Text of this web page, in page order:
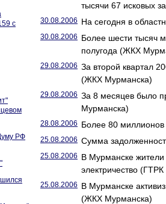
с
РФ
тысячи 67 исковых
30.08.2006 На сегодня в
30.08.2006 Более шести тысяч
полугода (ЖКХ
29.08.2006 За второй квартал
(ЖКХ Мурманска)
29.08.2006 За 8 месяцев было
Мурманска)
28.08.2006 Более 80
25.08.2006 Сумма
25.08.2006 В Мурманске жители
электричество
25.08.2006 В Мурманске
(ЖКХ Мурманска)